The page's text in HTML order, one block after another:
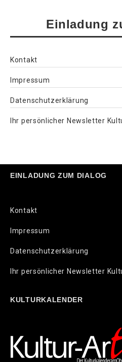
Einladung
Kontakt
Impressum
Datenschutzerklärung
Ihr persönlicher Newsletter
EINLADUNG ZUM DIALOG
Kontakt
Impressum
Datenschutzerklärung
Ihr persönlicher Newsletter
KULTURKALENDER